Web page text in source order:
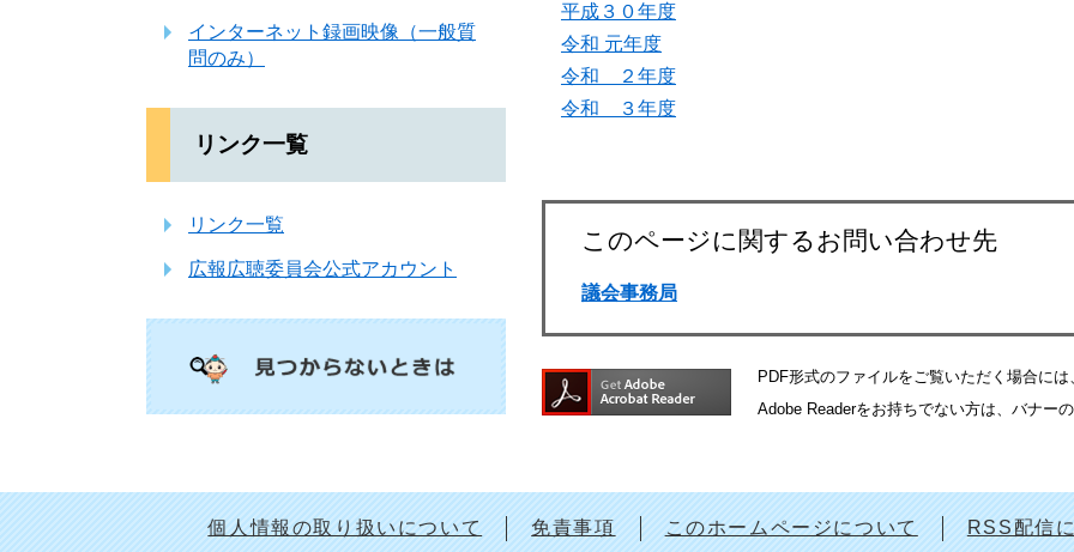
インターネット録画映像（一般質
問のみ）
リンク一覧
リンク一覧
広報広聴委員会公式アカウント
平成３０年度
令和 元年度
令和 ２年度
令和 ３年度
このページに関するお問い合わせ先
議会事務局
PDF形式のファイルをご覧いただく場合に
Adobe Readerをお持ちでない方は、バナー
個人情報の取り扱いについて 免責事項 このホームページについて RSS配信